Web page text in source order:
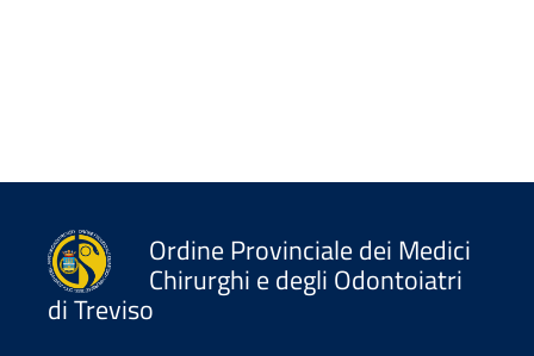
Ordine Provinciale dei Medici
Chirurghi e degli Odontoiatri
di Treviso